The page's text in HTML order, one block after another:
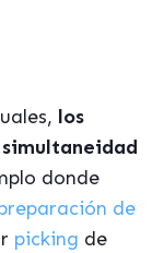
los
donde
de
picking de